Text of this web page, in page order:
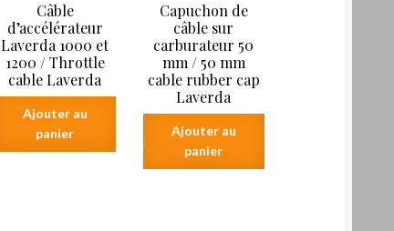
Câble
d’accélérateur
Laverda 1000 et
1200 / Throttle
cable Laverda
Ajouter au
panier
Capuchon de
câble sur
carburateur 50
mm / 50 mm
cable rubber cap
Laverda
Ajouter au
panier